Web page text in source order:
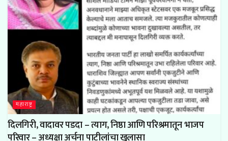
महाराष्ट्र
दिलगिरी, वादावर पडदा – त्याग, निष्ठा आणि परिश्रमातून भाजप